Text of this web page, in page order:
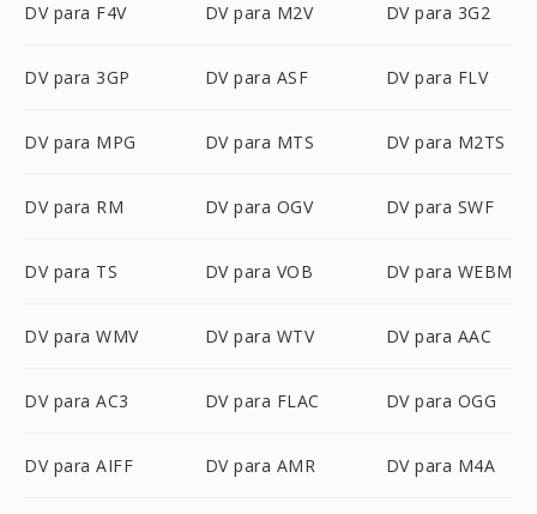
DV para F4V DV para M2V DV para 3G2
DV para 3GP DV para ASF DV para FLV
DV para MPG DV para MTS DV para M2TS
DV para RM DV para OGV DV para SWF
DV para TS DV para VOB DV para WEBM
DV para WMV DV para WTV DV para AAC
DV para AC3 DV para FLAC DV para OGG
DV para AIFF DV para AMR DV para M4A